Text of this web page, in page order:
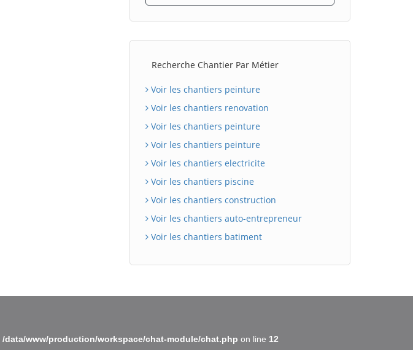
Recherche Chantier Par Métier
Voir les chantiers peinture
Voir les chantiers renovation
Voir les chantiers peinture
Voir les chantiers peinture
Voir les chantiers electricite
Voir les chantiers piscine
Voir les chantiers construction
Voir les chantiers auto-entrepreneur
Voir les chantiers batiment
/data/www/production/workspace/chat-module/chat.php on line 12
B BatiWebPro